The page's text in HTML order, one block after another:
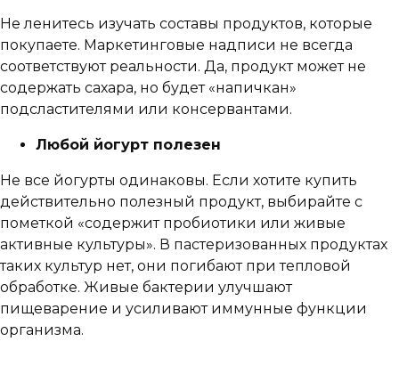
Не ленитесь изучать составы продуктов, которые
покупаете. Маркетинговые надписи не всегда
соответствуют реальности. Да, продукт может не
содержать сахара, но будет «напичкан»
подсластителями или консервантами.
Любой йогурт полезен
Не все йогурты одинаковы. Если хотите купить
действительно полезный продукт, выбирайте с
пометкой «содержит пробиотики или живые
активные культуры». В пастеризованных продуктах
таких культур нет, они погибают при тепловой
обработке. Живые бактерии улучшают
пищеварение и усиливают иммунные функции
организма.